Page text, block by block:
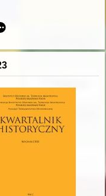
Gimnazjum i